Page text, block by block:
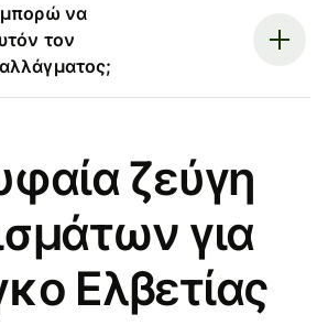
μπορώ να
τον
ζεύγη
για
Ελβετίας